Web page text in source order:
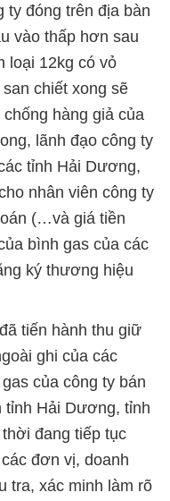
ty đóng trên địa bàn
vào thấp hơn sau
loại 12kg có vỏ
chiết xong sẽ
hàng giả của
lãnh đạo công ty
tỉnh Hải Dương,
nhân viên công ty
(…và giá tiền
bình gas của các
ký thương hiệu
tiến hành thu giữ
ghi của các
của công ty bán
tỉnh Hải Dương, tỉnh
đang tiếp tục
đơn vị, doanh
tra, xác minh làm rõ